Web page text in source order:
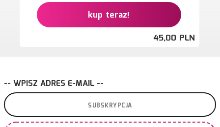
kup teraz!
45,00 PLN
-- WPISZ ADRES E-MAIL --